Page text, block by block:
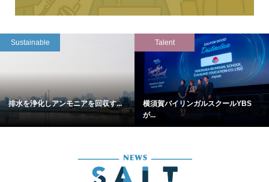
Sustainable
排水を浄化しアンモニアを回収す...
Talent
横須賀バイリンガルスクールYBS
が...